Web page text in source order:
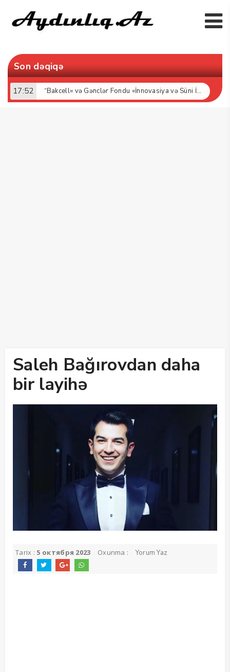
Son dəqiqə
17:52 “Bakcell» və Gənclər Fondu «İnnovasiya və Süni İntellekt» üzrə təqaüd proqramının qalibləri ilə görüş keçirib
Saleh Bağırovdan daha
bir layihə
Tarix : 5 октября 2023 Oxunma : Yorum Yaz